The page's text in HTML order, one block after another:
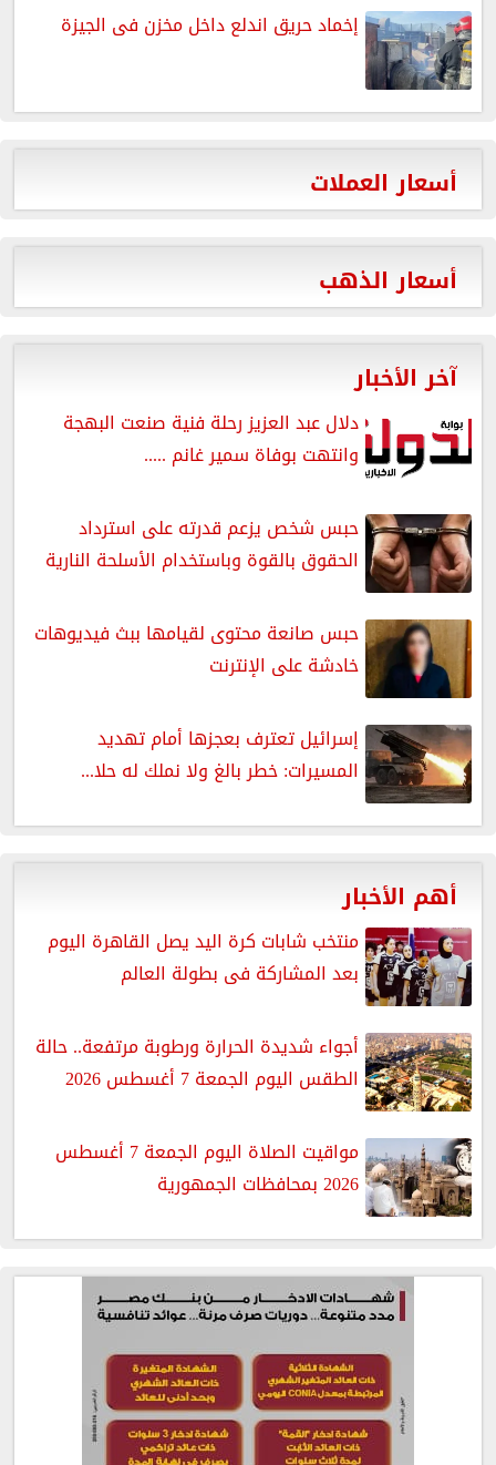
إخماد حريق اندلع داخل مخزن فى الجيزة
أسعار العملات
أسعار الذهب
آخر الأخبار
دلال عبد العزيز رحلة فنية صنعت البهجة
وانتهت بوفاة سمير غانم .....
حبس شخص يزعم قدرته على استرداد
الحقوق بالقوة وباستخدام الأسلحة النارية
حبس صانعة محتوى لقيامها ببث فيديوهات
خادشة على الإنترنت
إسرائيل تعترف بعجزها أمام تهديد
المسيرات: خطر بالغ ولا نملك له حلا...
أهم الأخبار
منتخب شابات كرة اليد يصل القاهرة اليوم
بعد المشاركة فى بطولة العالم
أجواء شديدة الحرارة ورطوبة مرتفعة.. حالة
الطقس اليوم الجمعة 7 أغسطس 2026
مواقيت الصلاة اليوم الجمعة 7 أغسطس
2026 بمحافظات الجمهورية